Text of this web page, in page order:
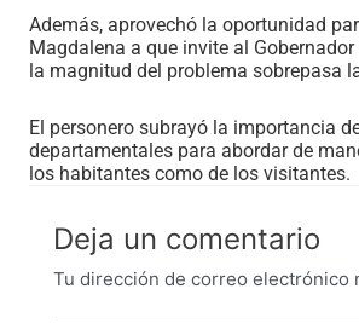
Además, aprovechó la oportunidad
Magdalena a que invite al
la magnitud del problema sobrepasa
El personero subrayó la importancia
departamentales para abordar de
los habitantes como de los visitantes.
Deja un comentario
Tu dirección de correo electrónico